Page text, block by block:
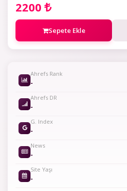
2200
Sepete Ekle
Ahrefs Rank
-
Ahrefs DR
-
G. Index
-
News
-
Site Yaşı
-